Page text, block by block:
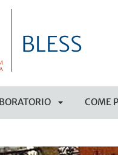
BLESS
COME